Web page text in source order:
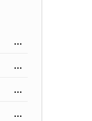
...
...
...
...